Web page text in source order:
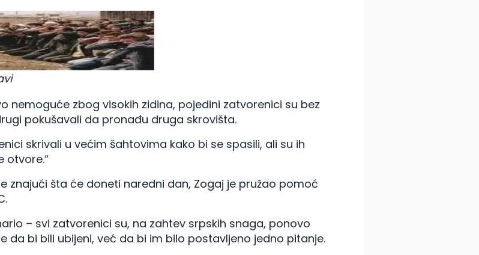
nemoguće zbog visokih zidina, pojedini zatvorenici su bez
pokušavali da pronađu druga skrovišta.
skrivali u većim šahtovima kako bi se spasili, ali su ih
otvore.“
znajući šta će doneti naredni dan, Zogaj je pružao pomoć
– svi zatvorenici su, na zahtev srpskih snaga, ponovo
da bi bili ubijeni, već da bi im bilo postavljeno jedno pitanje.